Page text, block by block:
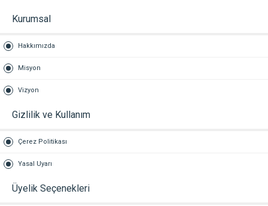
Kurumsal
Hakkımızda
Misyon
Vizyon
Gizlilik ve Kullanım
Çerez Politikası
Yasal Uyarı
Üyelik Seçenekleri